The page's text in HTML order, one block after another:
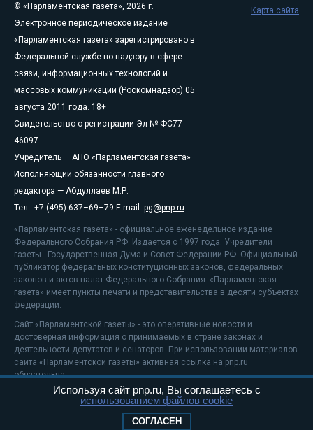
© «Парламентская газета», 2026 г.
Электронное периодическое издание
«Парламентская газета» зарегистрировано в
Федеральной службе по надзору в сфере
связи, информационных технологий и
массовых коммуникаций (Роскомнадзор) 05
августа 2011 года. 18+
Свидетельство о регистрации Эл № ФС77-
46097
Учредитель — АНО «Парламентская газета»
Исполняющий обязанности главного
редактора — Абдуллаев М.Р.
Тел.: +7 (495) 637–69–79 E-mail: pg@pnp.ru
«Парламентская газета» - официальное еженедельное издание
Федерального Собрания РФ. Издается с 1997 года. Учредители
газеты - Государственная Дума и Совет Федерации РФ. Официальный
публикатор федеральных конституционных законов, федеральных
законов и актов палат Федерального Собрания. «Парламентская
газета» имеет пункты печати и представительства в десяти субъектах
федерации.
Сайт «Парламентской газеты» - это оперативные новости и
достоверная информация о принимаемых в стране законах и
деятельности депутатов и сенаторов. При использовании материалов
сайта «Парламентской газеты» активная ссылка на pnp.ru
обязательна.
На информационном ресурсе применяютсярекомендательные
Положение о защите персональных данных
Карта сайта
Используя сайт pnp.ru, Вы соглашаетесь с
использованием файлов cookie
СОГЛАСЕН